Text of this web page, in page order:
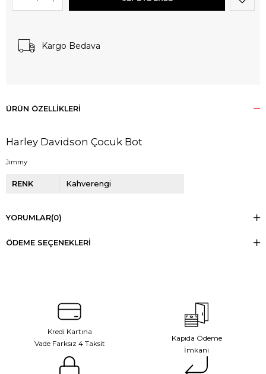
Kargo Bedava
ÜRÜN ÖZELLIKLERI
Harley Davidson Çocuk Bot
Jımmy
RENK Kahverengi
YORUMLAR(0)
ÖDEME SEÇENEKLERI
Kredi Kartına
Vade Farksız 4 Taksit
Kapıda Ödeme
İmkanı